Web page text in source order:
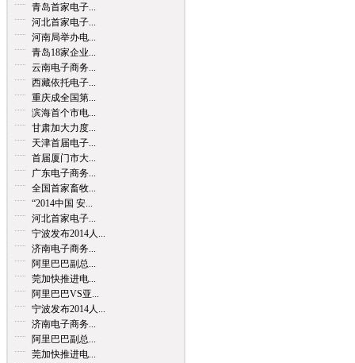
青岛首家电子...
河北首家电子...
河南局举办电...
青岛18家企业...
云南电子商务...
西藏依托电子...
重庆成全国第...
滨海首个市电...
甘肃加大力度...
天津首届电子...
首届厦门市大...
广东电子商务...
全国首家畜牧...
“2014中国 安...
河北首家电子...
宁波发布2014人...
济南电子商务...
阿里巴巴副总...
莞加快推进电...
阿里巴巴VS亚...
宁波发布2014人...
济南电子商务...
阿里巴巴副总...
莞加快推进电...